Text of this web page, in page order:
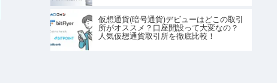
仮想通貨(暗号通貨)デビューはどこの取引
所がオススメ？口座開設って大変なの？
人気仮想通貨取引所を徹底比較！